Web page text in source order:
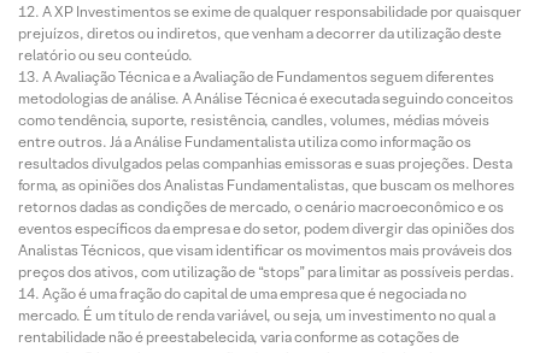
A XP Investimentos se exime de qualquer responsabilidade por quaisquer
prejuízos, diretos ou indiretos, que venham a decorrer da utilização deste
relatório ou seu conteúdo.
A Avaliação Técnica e a Avaliação de Fundamentos seguem diferentes
metodologias de análise. A Análise Técnica é executada seguindo conceitos
como tendência, suporte, resistência, candles, volumes, médias móveis
entre outros. Já a Análise Fundamentalista utiliza como informação os
resultados divulgados pelas companhias emissoras e suas projeções. Desta
forma, as opiniões dos Analistas Fundamentalistas, que buscam os melhores
retornos dadas as condições de mercado, o cenário macroeconômico e os
eventos específicos da empresa e do setor, podem divergir das opiniões dos
Analistas Técnicos, que visam identificar os movimentos mais prováveis dos
preços dos ativos, com utilização de “stops” para limitar as possíveis perdas.
Ação é uma fração do capital de uma empresa que é negociada no
mercado. É um título de renda variável, ou seja, um investimento no qual a
rentabilidade não é preestabelecida, varia conforme as cotações de